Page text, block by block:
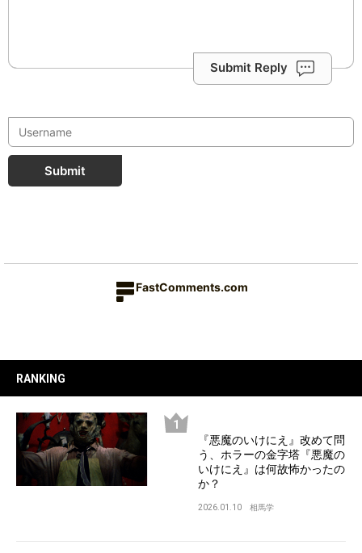
Submit Reply
Submit
FastComments.com
RANKING
『悪魔のいけにえ』改めて問
う、ホラーの金字塔『悪魔の
いけにえ』は何故怖かったの
か？
2026.01.10 相馬学